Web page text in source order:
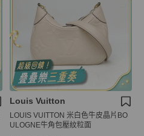
Louis Vuitton
LOUIS VUITTON 米白色牛皮晶片BO
ULOGNE牛角包壓紋粒面